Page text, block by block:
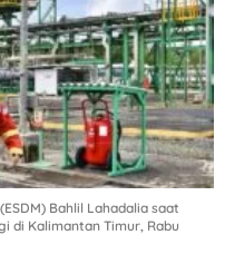
Bahlil Lahadalia saat
di Kalimantan Timur, Rabu